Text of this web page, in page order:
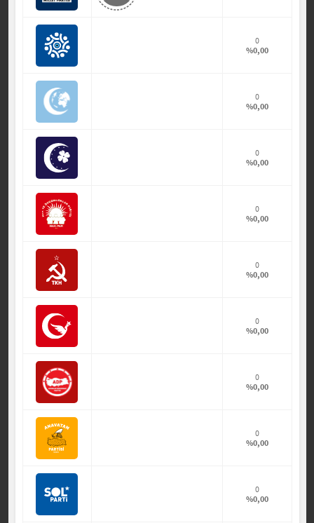
0
%0,00
0
%0,00
0
%0,00
0
%0,00
0
%0,00
0
%0,00
0
%0,00
0
%0,00
0
%0,00